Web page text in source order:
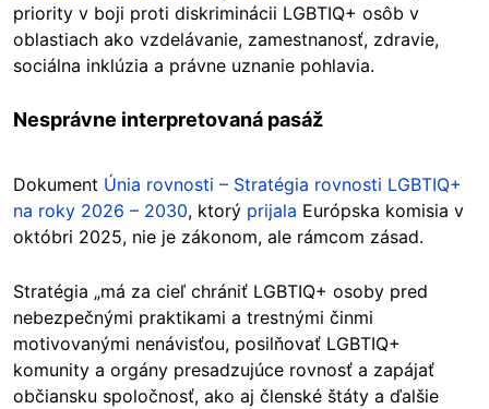
priority v boji proti diskriminácii LGBTIQ+ osôb v
oblastiach ako vzdelávanie, zamestnanosť, zdravie,
sociálna inklúzia a právne uznanie pohlavia.
Nesprávne interpretovaná pasáž
Dokument Únia rovnosti – Stratégia rovnosti LGBTIQ+
na roky 2026 – 2030, ktorý prijala Európska komisia v
októbri 2025, nie je zákonom, ale rámcom zásad.
Stratégia „má za cieľ chrániť LGBTIQ+ osoby pred
nebezpečnými praktikami a trestnými činmi
motivovanými nenávisťou, posilňovať LGBTIQ+
komunity a orgány presadzujúce rovnosť a zapájať
občiansku spoločnosť, ako aj členské štáty a ďalšie